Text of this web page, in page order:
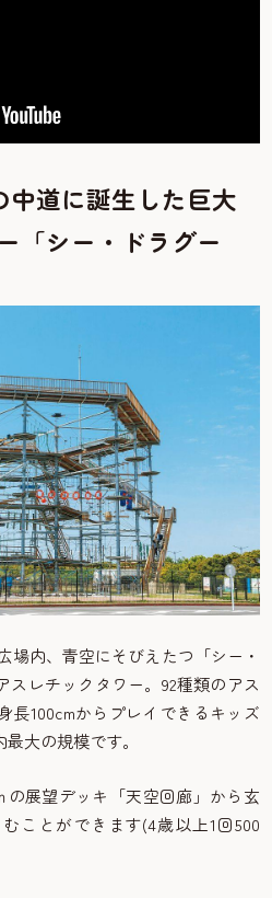
中道に誕生した巨大
「シー・ドラグー
場内、青空にそびえたつ「シー・
スレチックタワー。92種類のアス
長100cmからプレイできるキッズ
大の規模です。
の展望デッキ「天空回廊」から玄
ことができます(4歳以上1回500